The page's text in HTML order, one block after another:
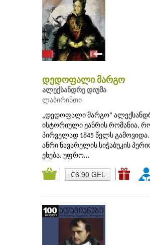
დედოფალი მარგო
ალექსანდრე დიუმა
ლაბირინთი
„დედოფალი მარგო“
ისტორიული ჟანრის რომანია,
პირველად 1845 წელს
ანრი ნავარელის სიჭაბუკის
ეხება. უფრო...
₾6.90 GEL